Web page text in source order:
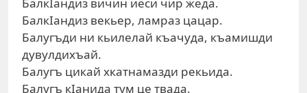
БалкIандиз векьер, ламраз цацар.
Балугъди ни кьилелай къачуда, къамишди
дувулдихъай.
Балугъ цикай хкатнамазди рекьида.
Балугъ кIанида тум це твада.